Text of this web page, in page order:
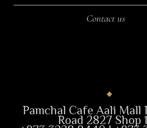
Contact us
Pamchal Cafe Aali Mall
Road 2827 Shop